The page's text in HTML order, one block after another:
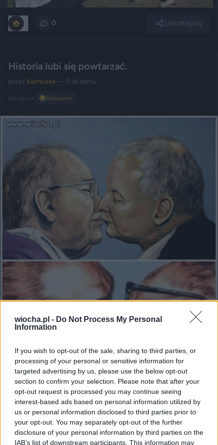
wiocha.pl - Do Not Process My Personal
Information
If you wish to opt-out of the sale, sharing to third parties, or
processing of your personal or sensitive information for
targeted advertising by us, please use the below opt-out
section to confirm your selection. Please note that after your
opt-out request is processed you may continue seeing
interest-based ads based on personal information utilized by
us or personal information disclosed to third parties prior to
your opt-out. You may separately opt-out of the further
disclosure of your personal information by third parties on the
IAB’s list of downstream participants. This information may
0 Udostępnij
Historia lubi się powtarzać.
przez klemusek— 5 lat temu
Kategoria: 😂Śmieszne
0 0 Udostępnij